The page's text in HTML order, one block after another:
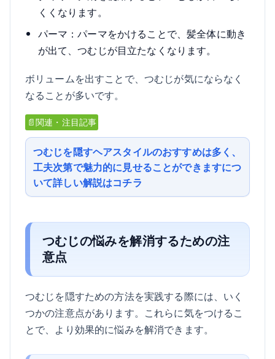
くくなります。
パーマ：パーマをかけることで、髪全体に動き
が出て、つむじが目立たなくなります。
ボリュームを出すことで、つむじが気にならなく
なることが多いです。
📄関連・注目記事
つむじを隠すヘアスタイルのおすすめは多く、
工夫次第で魅力的に見せることができますにつ
いて詳しい解説はコチラ
つむじの悩みを解消するための注
意点
つむじを隠すための方法を実践する際には、いく
つかの注意点があります。これらに気をつけるこ
とで、より効果的に悩みを解消できます。